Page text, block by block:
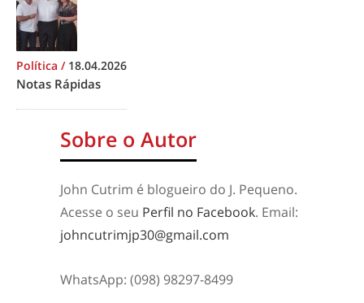
Política / 18.04.2026
Notas Rápidas
Sobre o Autor
John Cutrim é blogueiro do J. Pequeno.
Acesse o seu Perfil no Facebook. Email:
johncutrimjp30@gmail.com
WhatsApp: (098) 98297-8499